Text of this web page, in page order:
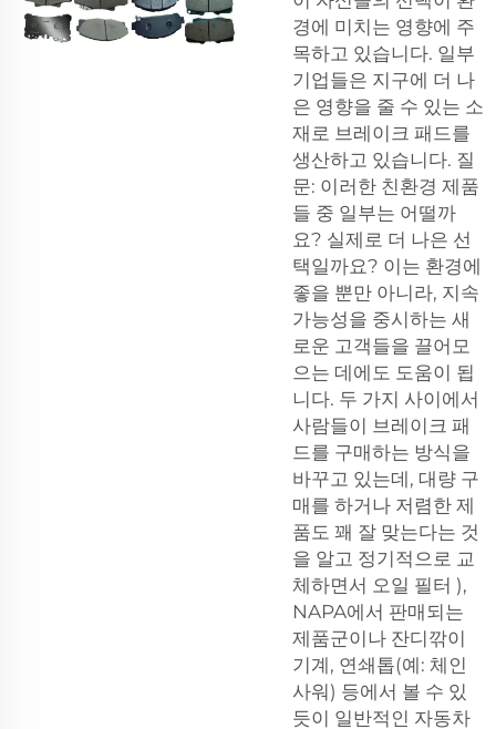
경에 미치는 영향에 주
목하고 있습니다. 일부
기업들은 지구에 더 나
은 영향을 줄 수 있는 소
재로 브레이크 패드를
생산하고 있습니다. 질
문: 이러한 친환경 제품
들 중 일부는 어떨까
요? 실제로 더 나은 선
택일까요? 이는 환경에
좋을 뿐만 아니라, 지속
가능성을 중시하는 새
로운 고객들을 끌어모
으는 데에도 도움이 됩
니다. 두 가지 사이에서
사람들이 브레이크 패
드를 구매하는 방식을
바꾸고 있는데, 대량 구
매를 하거나 저렴한 제
품도 꽤 잘 맞는다는 것
을 알고 정기적으로 교
체하면서 오일 필터 ),
NAPA에서 판매되는
제품군이나 잔디깎이
기계, 연쇄톱(예: 체인
사워) 등에서 볼 수 있
듯이 일반적인 자동차